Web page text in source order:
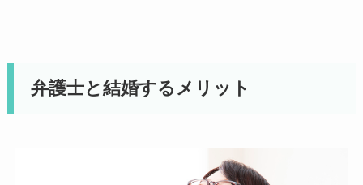
弁護士と結婚するメリット